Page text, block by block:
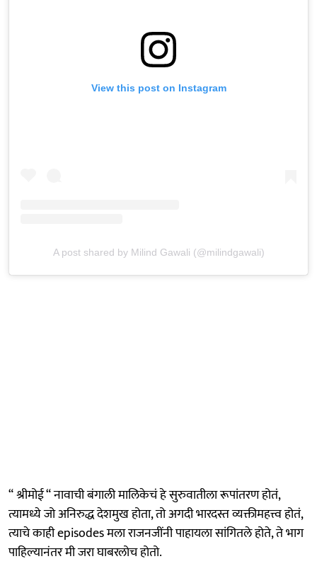
View this post on Instagram
A post shared by Milind Gawali (@milindgawali)
“ श्रीमोई “ नावाची बंगाली मालिकेचं हे सुरुवातीला रूपांतरण होतं,
त्यामध्ये जो अनिरुद्ध देशमुख होता, तो अगदी भारदस्त व्यक्तीमहत्त्व होतं,
त्याचे काही episodes मला राजनजींनी पाहायला सांगितले होते, ते भाग
पाहिल्यानंतर मी जरा घाबरलोच होतो.